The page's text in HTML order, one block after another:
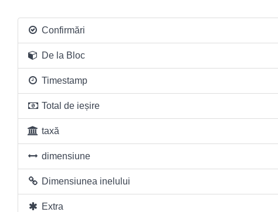
Confirmări
De la Bloc
Timestamp
Total de ieșire
taxă
dimensiune
Dimensiunea inelului
Extra